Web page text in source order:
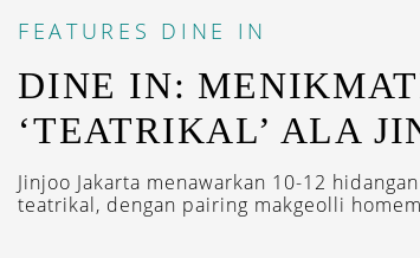
FEATURES DINE IN
DINE IN:
‘TEATRIKAL’ ALA
Jinjoo Jakarta menawarkan 10-12
teatrikal, dengan pairing makgeolli